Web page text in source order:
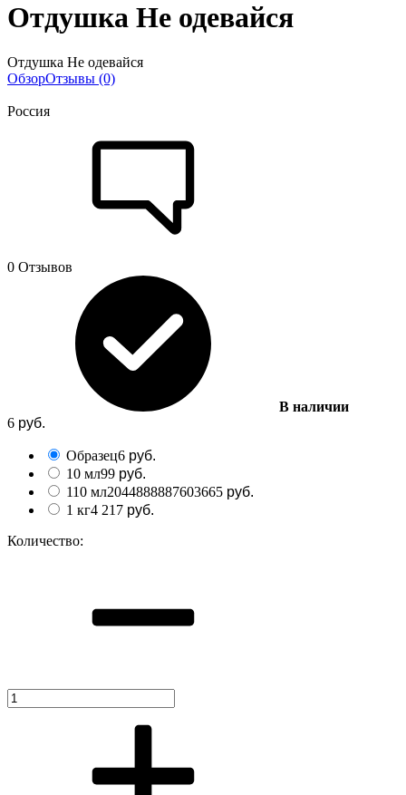
Отдушка Не одевайся
Отдушка Не одевайся
ОбзорОтзывы (0)
Россия
0 Отзывов
В наличии
6 руб.
Образец6 руб.
10 мл99 руб.
110 мл2044888887603665 руб.
1 кг4 217 руб.
Количество: